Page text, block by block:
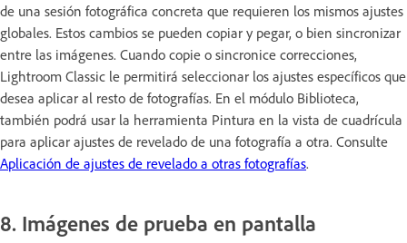
de una sesión fotográfica concreta que requieren los mismos ajustes
globales. Estos cambios se pueden copiar y pegar, o bien sincronizar
entre las imágenes. Cuando copie o sincronice correcciones,
Lightroom Classic le permitirá seleccionar los ajustes específicos que
desea aplicar al resto de fotografías. En el módulo Biblioteca,
también podrá usar la herramienta Pintura en la vista de cuadrícula
para aplicar ajustes de revelado de una fotografía a otra. Consulte
Aplicación de ajustes de revelado a otras fotografías.
8. Imágenes de prueba en pantalla